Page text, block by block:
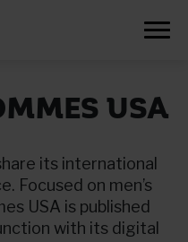
USA
its international
Focused on men’s
USA is published
with its digital